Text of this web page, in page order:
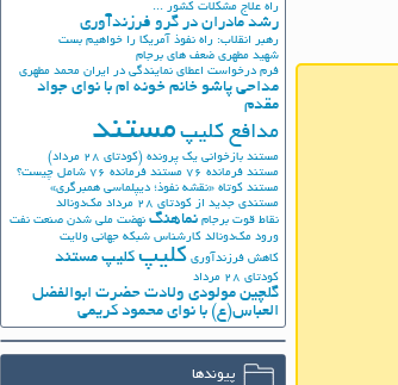
راه علاج مشکلات کشور ...
رشد مادران در گرو فرزندآوری
رهبر انقلاب: راه نفوذ آمریکا را خواهیم بست
شهید مطهری ضعف های برجام
فرم درخواست اعطای نمایندگی در ایران محمد مطهری
مداحی پاشو خانم خونه ام با نوای جواد
مقدم
مدافع کلیپ مستند
مستند بازخوانی یک پرونده (کودتای 28 مرداد)
مستند فرمانده 76
مستند فرمانده 76 شامل چیست؟
مستند کوتاه «نقشه نفوذ؛ دیپلماسی همبرگری»
مستندی جدید از کودتای 28 مرداد
مک‌دونالد
نقاط قوت برجام نماهنگ نهضت ملي شدن صنعت نفت
ورود مک‌دونالد کارشناس شبکه جهانی ولایت
کاهش فرزندآوری کلیپ کلیپ مستند
کودتای 28 مرداد
گلچین مولودی ولادت حضرت ابوالفضل
العباس(ع) با نوای محمود کریمی
پیوندها